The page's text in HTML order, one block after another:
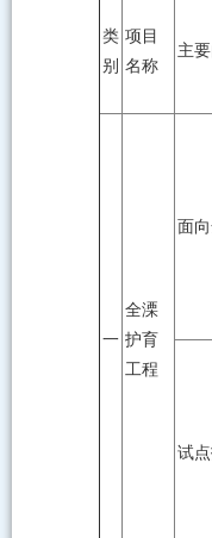
类
别
项目
名称
主
一
全溧
护育
工程
面
试